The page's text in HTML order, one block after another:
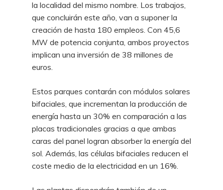
la localidad del mismo nombre. Los trabajos,
que concluirán este año, van a suponer la
creación de hasta 180 empleos. Con 45,6
MW de potencia conjunta, ambos proyectos
implican una inversión de 38 millones de
euros.
Estos parques contarán con módulos solares
bifaciales, que incrementan la producción de
energía hasta un 30% en comparación a las
placas tradicionales gracias a que ambas
caras del panel logran absorber la energía del
sol. Además, las células bifaciales reducen el
coste medio de la electricidad en un 16%.